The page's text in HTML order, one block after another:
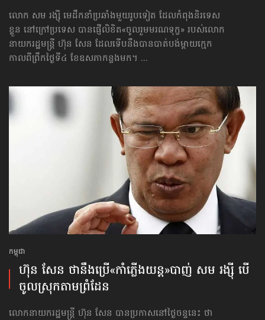
លោក សម រង្ស៊ី មេដឹកនាំប្រឆាំងមួយរូបទៀត ដែលកំពុងនិរទេស
ខ្លួន នៅក្រៅប្រទេស បានផ្ញើលិខិត​«ចូលរួម​មរណទុក្ខ» របស់លោក
នាយករដ្ឋមន្ត្រី ហ៊ុន សែន ដែលទើបនឹង​បាន​បាត់បង់​ម្ដាយក្មេក
កាលពីព្រឹកថ្ងៃទី៤ ខែឧសភា​កន្លងមក។ ...
កម្ពុជា
ហ៊ុន សែន ថានឹងប្រើ​«កាំភ្លើងយន្ដ»​បាញ់ សម រង្ស៊ី បើ
ចូលស្រុក​តាមព្រំដែន
លោកនាយករដ្ឋមន្ត្រី ហ៊ុន សែន បានប្រកាសនៅថ្ងៃចន្ទនេះ ថា